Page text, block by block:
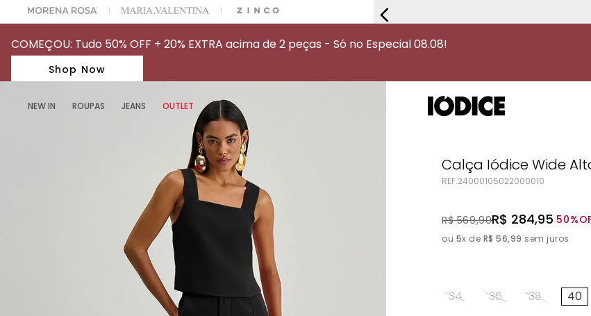
ESCOLHER SEU LOOK? FALE COM NOSSA PERSONAL SHOPPER.
COMEÇOU: Tudo 50% OFF + 20% EXTRA acima de 2 peças - Só no Especial 08.08!
Shop Now
NEW IN ROUPAS JEANS OUTLET
Calça Iódice Wide
REF.24000105022000010
R$ 569,90R$ 284,95 50%
ou 5x de R$ 56,99 sem juros
34 36 38 40